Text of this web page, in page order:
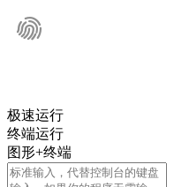
极速运行
终端运行
图形+终端